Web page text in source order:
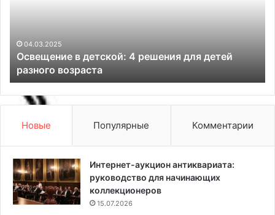
д
е
т
о
й
4
р
04.03.2025
Освещение в детской: 4 решения для детей
разного возраста
в
д
Новые Популярные Комментарии
Интернет-аукцион антиквариата:
руководство для начинающих
коллекционеров
15.07.2026